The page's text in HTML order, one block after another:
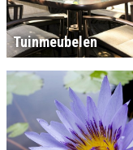
Tuinmeubelen